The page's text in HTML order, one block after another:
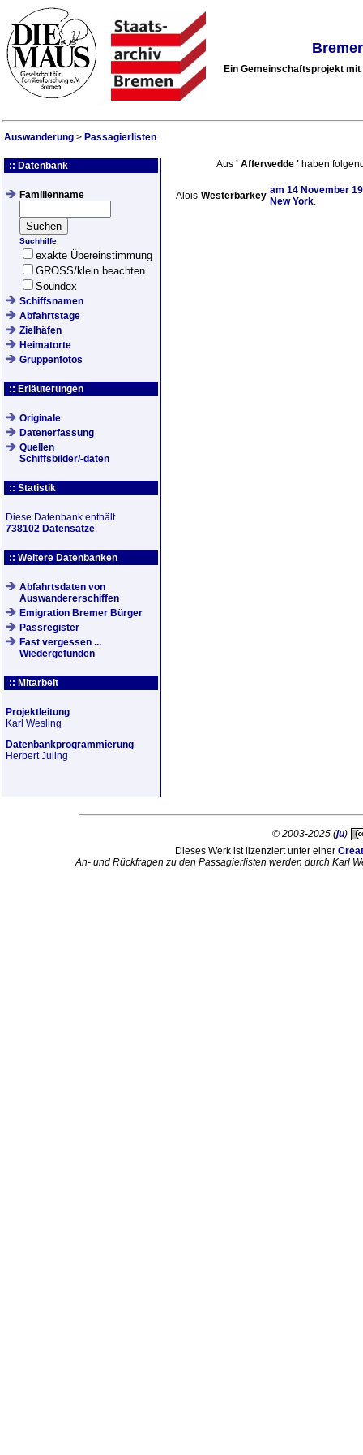
Ein Gemeinschaftsprojekt
Auswanderung > Passagierlisten
:: Datenbank
Familienname
Suchhilfe
exakte Übereinstimmung
GROSS/klein beachten
Soundex
Schiffsnamen
Abfahrtstage
Zielhäfen
Heimatorte
Gruppenfotos
:: Erläuterungen
Originale
Datenerfassung
Quellen
Schiffsbilder/-daten
:: Statistik
Diese Datenbank enthält
738102 Datensätze.
:: Weitere Datenbanken
Abfahrtsdaten von
Auswandererschiffen
Emigration Bremer Bürger
Passregister
Fast vergessen ...
Wiedergefunden
:: Mitarbeit
Projektleitung
Karl Wesling
Datenbankprogrammierung
Herbert Juling
Aus ' Afferwedde ' haben
Alois Westerbarkey am 14 November
New York.
© 2003-2025 (ju)
Dieses Werk ist lizenziert unter einer
An- und Rückfragen zu den Passagierlisten werden durch Karl